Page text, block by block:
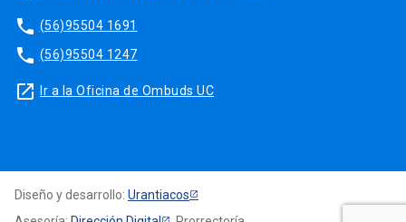
phone (56)95504 1691
phone (56)95504 1247
launch Ir a la Oficina de Ombuds UC
Diseño y desarrollo: Urantiacos